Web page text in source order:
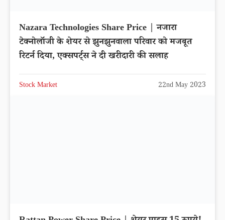
Nazara Technologies Share Price | नजारा
टेक्नोलॉजी के शेयर से झुनझुनवाला परिवार को मजबूत
रिटर्न दिया, एक्सपर्ट्स ने दी खरीदारी की सलाह
Stock Market 22nd May 2023